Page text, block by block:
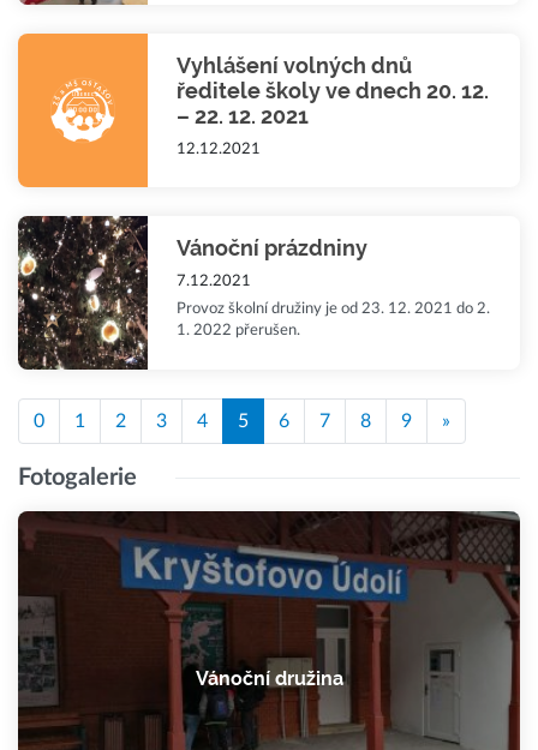
Vyhlášení volných dnů
ředitele školy ve dnech 20. 12.
– 22. 12. 2021
12.12.2021
Vánoční prázdniny
7.12.2021
Provoz školní družiny je od 23. 12. 2021 do 2.
1. 2022 přerušen.
0 1 2 3 4 5 6 7 8 9 »
Fotogalerie
Vánoční družina